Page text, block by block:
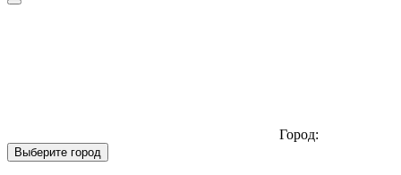
Город:
Выберите город